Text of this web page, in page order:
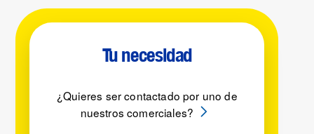
Tu necesidad
¿Quieres ser contactado por uno de
nuestros comerciales?